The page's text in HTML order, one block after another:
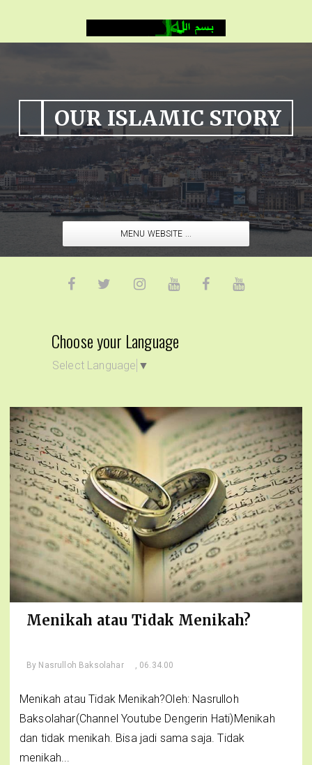
OUR ISLAMIC STORY
MENU WEBSITE ...
Choose your Language
Select Language ▼
Menikah atau Tidak Menikah?
By Nasrulloh Baksolahar , 06.34.00
Menikah atau Tidak Menikah?Oleh: Nasrulloh
Baksolahar(Channel Youtube Dengerin Hati)Menikah
dan tidak menikah. Bisa jadi sama saja. Tidak
menikah...